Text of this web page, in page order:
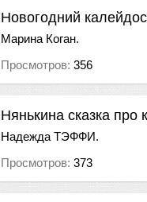
Новогодний
Марина Коган.
Просмотров: 356
Нянькина сказка про
Надежда ТЭФФИ.
Просмотров: 373